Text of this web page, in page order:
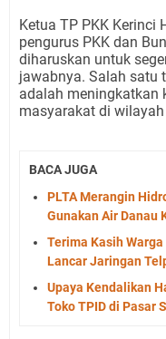
Ketua TP PKK Kerinci
pengurus PKK dan
diharuskan untuk
jawabnya. Salah satu
adalah meningkatkan
masyarakat di
BACA JUGA
PLTA Merangin
Gunakan Air Danau
Terima Kasih
Lancar Jaringan
Upaya Kendalikan
Toko TPID di Pasar